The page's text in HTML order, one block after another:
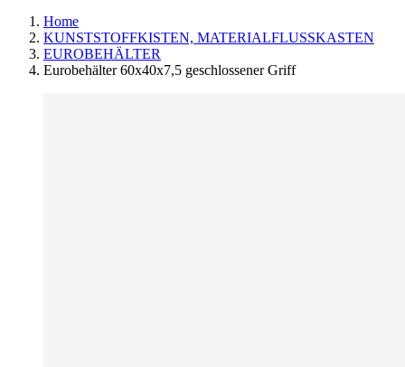
Home
KUNSTSTOFFKISTEN, MATERIALFLUSSKASTEN
EUROBEHÄLTER
Eurobehälter 60x40x7,5 geschlossener Griff